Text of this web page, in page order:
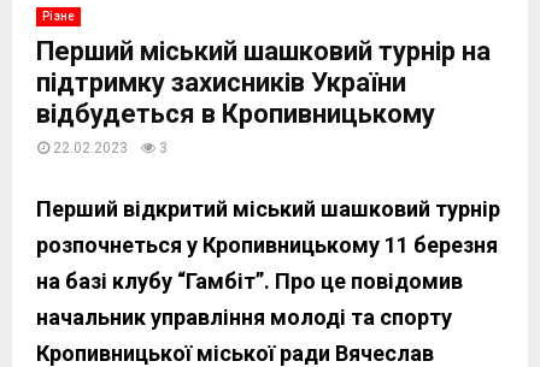
Різне
Перший міський шашковий турнір на
підтримку захисників України
відбудеться в Кропивницькому
22.02.2023 3
Перший відкритий міський шашковий турнір
розпочнеться у Кропивницькому 11 березня
на базі клубу “Гамбіт”. Про це повідомив
начальник управління молоді та спорту
Кропивницької міської ради Вячеслав